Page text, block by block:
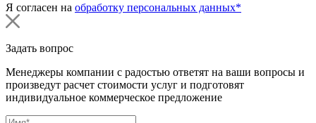
Я согласен на обработку персональных данных*
Задать вопрос
Менеджеры компании с радостью ответят на ваши вопросы и
произведут расчет стоимости услуг и подготовят
индивидуальное коммерческое предложение